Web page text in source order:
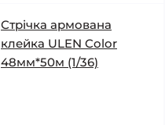
Стрічка армована
клейка ULEN Color
48мм*50м (1/36)